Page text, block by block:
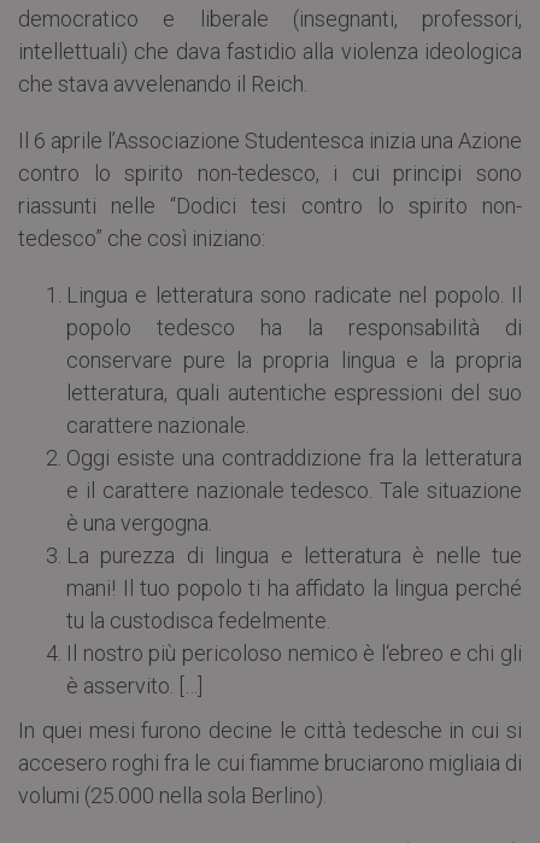
democratico e liberale (insegnanti, professori,
intellettuali) che dava fastidio alla violenza ideologica
che stava avvelenando il Reich.
Il 6 aprile l’Associazione Studentesca inizia una Azione
contro lo spirito non-tedesco, i cui principi sono
riassunti nelle “Dodici tesi contro lo spirito non-
tedesco” che così iniziano:
Lingua e letteratura sono radicate nel popolo. Il
popolo tedesco ha la responsabilità di
conservare pure la propria lingua e la propria
letteratura, quali autentiche espressioni del suo
carattere nazionale.
Oggi esiste una contraddizione fra la letteratura
e il carattere nazionale tedesco. Tale situazione
è una vergogna.
La purezza di lingua e letteratura è nelle tue
mani! Il tuo popolo ti ha affidato la lingua perché
tu la custodisca fedelmente.
Il nostro più pericoloso nemico è l‘ebreo e chi gli
è asservito. […]
In quei mesi furono decine le città tedesche in cui si
accesero roghi fra le cui fiamme bruciarono migliaia di
volumi (25.000 nella sola Berlino).